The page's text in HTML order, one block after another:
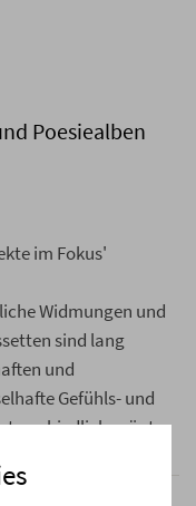
Poesiealben
im Fokus'
Widmungen und
sind lang
und
Gefühls- und
prägte.